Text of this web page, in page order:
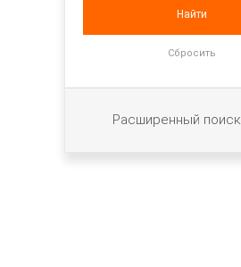
Расширенный поиск